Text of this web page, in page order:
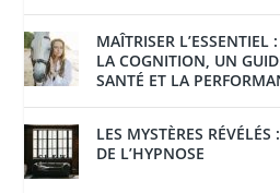
MAÎTRISER
LA COGNITION, UN
SANTÉ ET LA
LES MYSTÈRES
DE L’HYPNOSE